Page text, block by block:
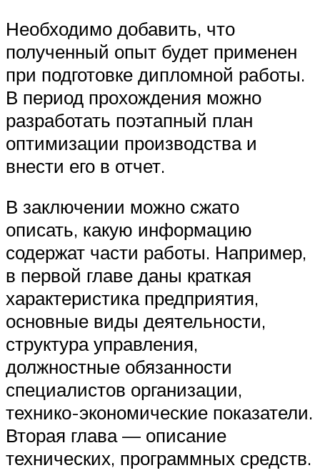
Необходимо добавить, что
полученный опыт будет применен
при подготовке дипломной работы.
В период прохождения можно
разработать поэтапный план
оптимизации производства и
внести его в отчет.
В заключении можно сжато
описать, какую информацию
содержат части работы. Например,
в первой главе даны краткая
характеристика предприятия,
основные виды деятельности,
структура управления,
должностные обязанности
специалистов организации,
технико-экономические показатели.
Вторая глава — описание
технических, программных средств.